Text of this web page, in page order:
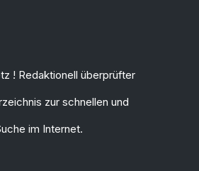
! Redaktionell überprüfter
zur schnellen und
im Internet.